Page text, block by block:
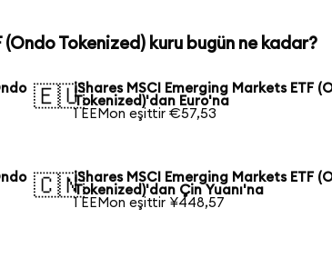
Tokenized) kuru bugün ne kadar?
🇪🇺iShares MSCI Emerging Markets ETF
Tokenized)'dan Euro'na
1 EEMon eşittir €57,53
🇨🇳iShares MSCI Emerging Markets ETF
Tokenized)'dan Çin Yuanı'na
1 EEMon eşittir ¥448,57